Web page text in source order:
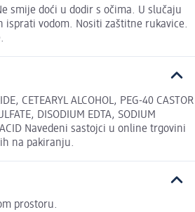
smije doći u dodir s očima. U slučaju
isprati vodom. Nositi zaštitne rukavice.
CETEARYL ALCOHOL, PEG-40 CASTOR
DISODIUM EDTA, SODIUM
ACID Navedeni sastojci u online trgovini
na pakiranju.
prostoru.